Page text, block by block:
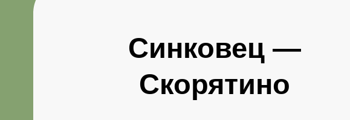
Синковец —
Скорятино